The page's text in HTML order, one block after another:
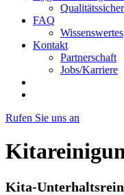
FAQ
Wissenswertes
Kontakt
Partnerschaft
Jobs/Karriere
Rufen Sie uns an
Kita-